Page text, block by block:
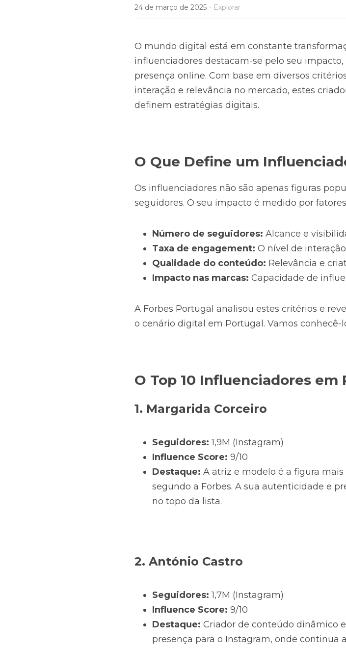
24 de março de 2025 · Explorar
O mundo digital está em constante
influenciadores destacam-se pelo seu
presença online. Com base em diversos
interação e relevância no mercado, estes
definem estratégias digitais.
O Que Define um
Os influenciadores não são apenas figuras
seguidores. O seu impacto é medido por
Número de seguidores: Alcance e
Taxa de engagement: O nível de
Qualidade do conteúdo: Relevância e
Impacto nas marcas: Capacidade de
A Forbes Portugal analisou estes critérios e
o cenário digital em Portugal. Vamos conhecê-
O Top 10 Influenciadores em
1. Margarida Corceiro
Seguidores: 1,9M (Instagram)
Influence Score: 9/10
Destaque: A atriz e modelo é a figura
segundo a Forbes. A sua autenticidade e
no topo da lista.
2. António Castro
Seguidores: 1,7M (Instagram)
Influence Score: 9/10
Destaque: Criador de conteúdo dinâmico
presença para o Instagram, onde continua